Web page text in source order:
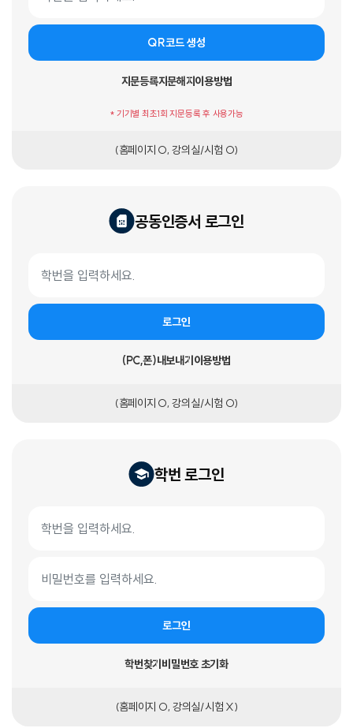
QR코드 생성
지문등록지문해지이용방법
* 기기별 최초1회 지문등록 후 사용가능
(홈페이지 O, 강의실/시험 O)
공동인증서 로그인
로그인
(PC,폰)내보내기이용방법
(홈페이지 O, 강의실/시험 O)
학번 로그인
로그인
학번찾기비밀번호 초기화
(홈페이지 O, 강의실/시험 X)